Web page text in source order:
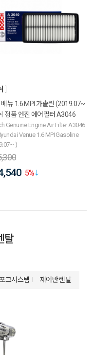
베뉴 1.6 MPI 가솔린 (2019.07~
정품 엔진 에어필터 A3046
Genuine Engine Air Filter A3046
Venue 1.6 MPI Gasoline
)
5%
탈
그시스템 제어반 렌탈